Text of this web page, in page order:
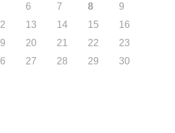
6 7 8
9
13 14 15
16
20 21 22
23
27 28 29
30